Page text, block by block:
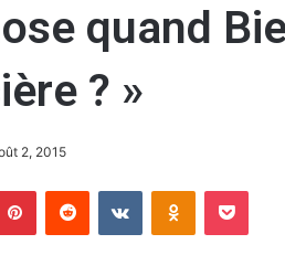
quand
? »
2, 2015